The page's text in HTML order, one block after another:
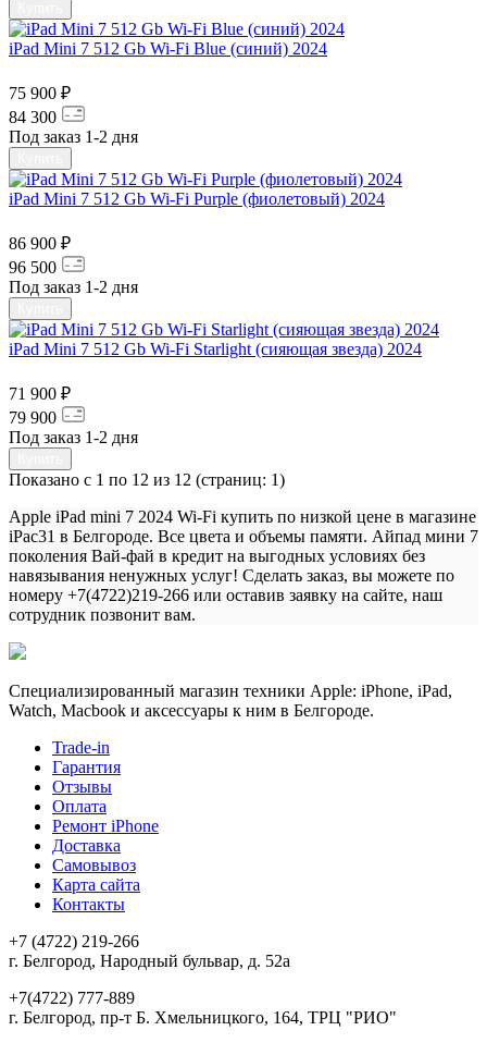
iPad Mini 7 512 Gb Wi-Fi Blue (синий) 2024
75 900 ₽
84 300
Под заказ 1-2 дня
iPad Mini 7 512 Gb Wi-Fi Purple (фиолетовый) 2024
86 900 ₽
96 500
Под заказ 1-2 дня
iPad Mini 7 512 Gb Wi-Fi Starlight (сияющая звезда) 2024
71 900 ₽
79 900
Под заказ 1-2 дня
Показано с 1 по 12 из 12 (страниц: 1)
Apple iPad mini 7 2024 Wi-Fi купить по низкой цене в магазине
iPac31 в Белгороде. Все цвета и объемы памяти. Айпад мини 7
поколения Вай-фай в кредит на выгодных условиях без
навязывания ненужных услуг! Сделать заказ, вы можете по
номеру +7(4722)219-266 или оставив заявку на сайте, наш
сотрудник позвонит вам.
Специализированный магазин техники Apple: iPhone, iPad,
Watch, Macbook и аксессуары к ним в Белгороде.
Trade-in
Гарантия
Отзывы
Оплата
Ремонт iPhone
Доставка
Самовывоз
Карта сайта
Контакты
+7 (4722) 219-266
г. Белгород, Народный бульвар, д. 52а
+7(4722) 777-889
г. Белгород, пр-т Б. Хмельницкого, 164, ТРЦ "РИО"